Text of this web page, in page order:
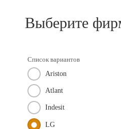
Выберите
Список вариантов
Ariston
Atlant
Indesit
LG